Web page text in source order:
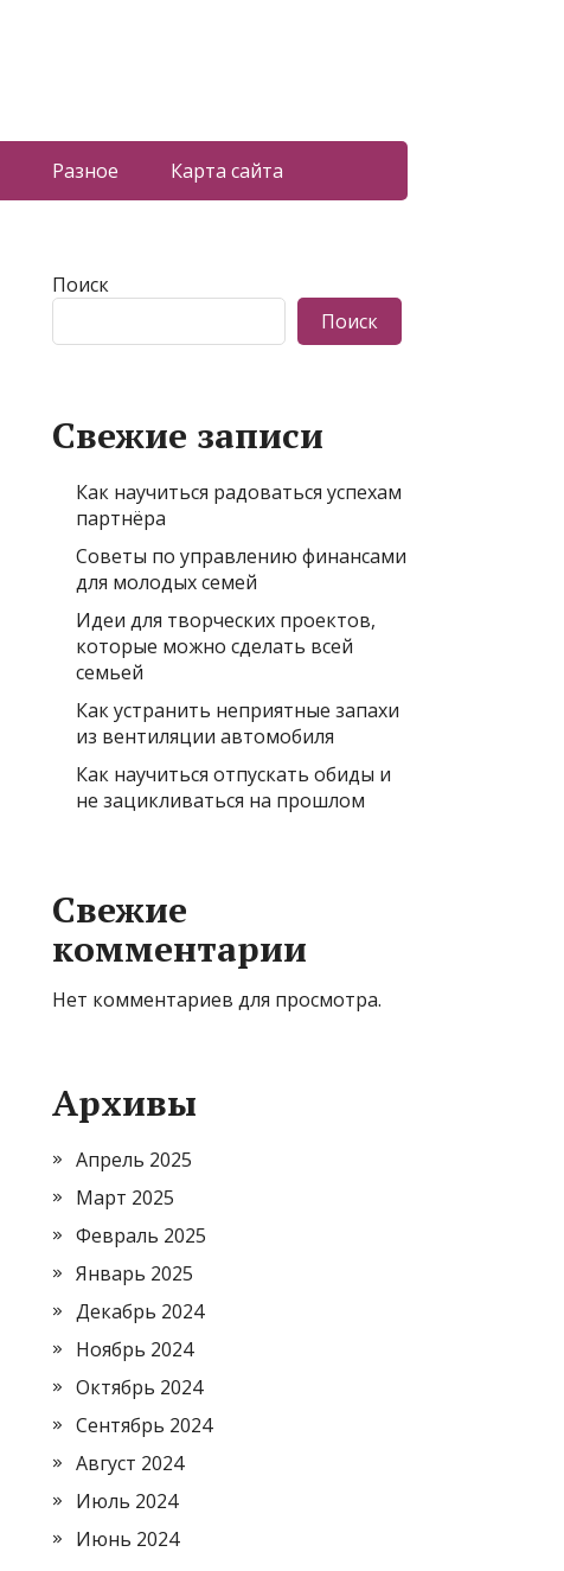
Разное Карта сайта
Поиск
Поиск
Свежие записи
Как научиться радоваться успехам
партнёра
Советы по управлению финансами
для молодых семей
Идеи для творческих проектов,
которые можно сделать всей
семьей
Как устранить неприятные запахи
из вентиляции автомобиля
Как научиться отпускать обиды и
не зацикливаться на прошлом
Свежие
комментарии
Нет комментариев для просмотра.
Архивы
Апрель 2025
Март 2025
Февраль 2025
Январь 2025
Декабрь 2024
Ноябрь 2024
Октябрь 2024
Сентябрь 2024
Август 2024
Июль 2024
Июнь 2024